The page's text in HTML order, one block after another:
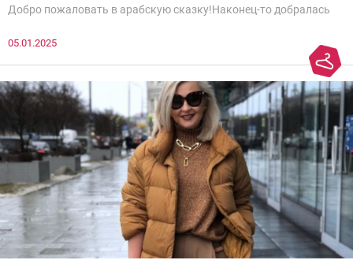
Добро пожаловать в арабскую сказку!Наконец-то добралась
все и осталась под глубоким впечатлением. Национальный
невероятно красиво.Все стереотипы, какие были у меня насчет
арабских дизайнеров, рассеялись как дым. А столько красоты
сегодня сложно увидеть на других известных неделях
мод.Самое интересное сейчас покажу ?
05.01.2025